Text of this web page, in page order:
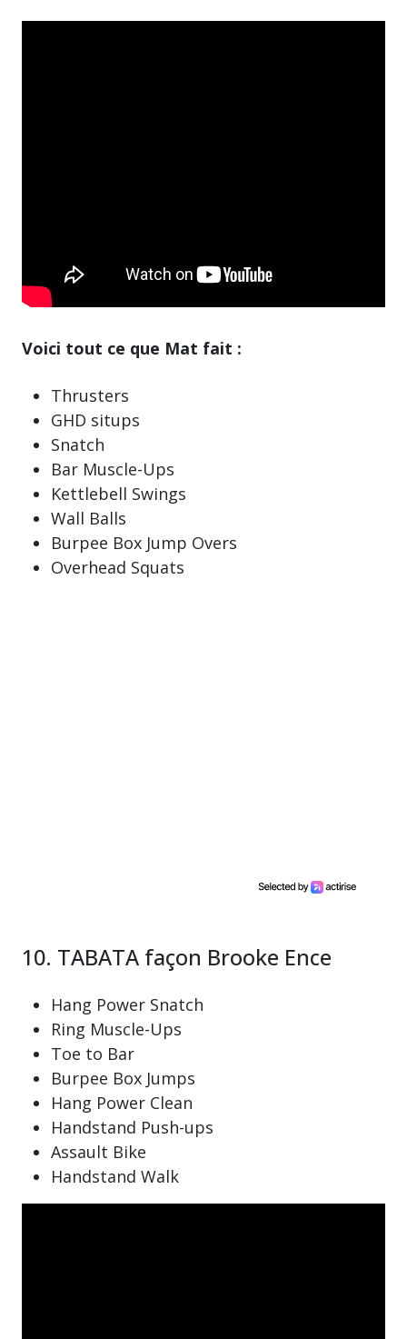
Voici tout ce que Mat fait :
Thrusters
GHD situps
Snatch
Bar Muscle-Ups
Kettlebell Swings
Wall Balls
Burpee Box Jump Overs
Overhead Squats
10. TABATA façon Brooke Ence
Hang Power Snatch
Ring Muscle-Ups
Toe to Bar
Burpee Box Jumps
Hang Power Clean
Handstand Push-ups
Assault Bike
Handstand Walk